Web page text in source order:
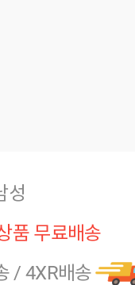
성
품 무료배송
/ 4XR배송